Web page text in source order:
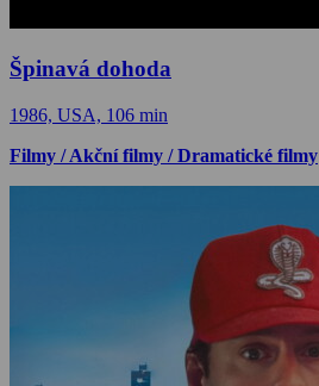
Špinavá dohoda
1986, USA, 106 min
Filmy / Akční filmy / Dramatické filmy